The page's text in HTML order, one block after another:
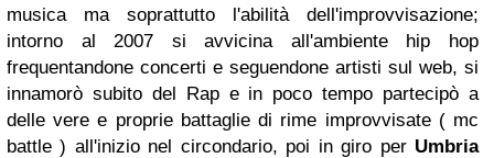
musica ma soprattutto l'abilità dell'improvvisazione;
intorno al 2007 si avvicina all'ambiente hip hop
frequentandone concerti e seguendone artisti sul web, si
innamorò subito del Rap e in poco tempo partecipò a
delle vere e proprie battaglie di rime improvvisate ( mc
battle ) all'inizio nel circondario, poi in giro per Umbria